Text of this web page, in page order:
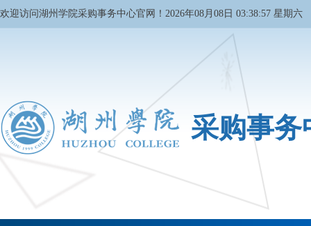
欢迎访问湖州学院采购事务中心官网！ 2026年08月08日 03:38:58 星期六
采购事务